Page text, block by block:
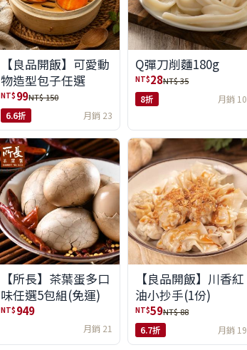
【良品開飯】可愛動
物造型包子任選
NT$ 99NT$ 150
6.6折 月銷 23
Q彈刀削麵180g
NT$28NT$ 35
8折 月銷 10
【所長】茶葉蛋多口
味任選5包組(免運)
NT$ 949
月銷 21
【良品開飯】川香紅
油小抄手(1份)
NT$59NT$ 88
6.7折 月銷 19